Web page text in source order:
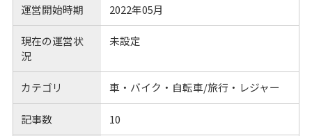
運営開始時期 2022年05月
現在の運営状
況
未設定
カテゴリ 車・バイク・自転車/旅行・レジャー
記事数 10